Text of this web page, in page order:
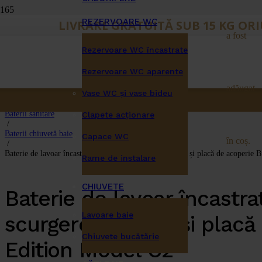
LIVRARE GRATUITĂ SUB 15 KG
a fost
adăugat
în coș.
REZERVOARE WC
Rezervoare WC încastrate
Rezervoare WC aparente
Vase WC și vase bideu
Clapete acţionare
Capace WC
Rame de instalare
CHIUVETE
Lavoare baie
Chiuvete bucătărie
Baterii sanitare
/
Baterii chiuvetă baie
/
Baterie de lavoar încastrată cu gura de scurgere curbată și placă de acoperie
Baterie de lavoar
scurgere curbată și
Edition Model C2